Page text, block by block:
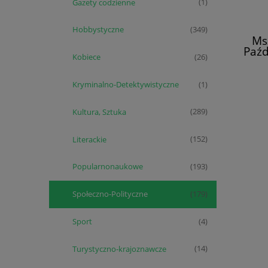
Gazety codzienne (1)
Hobbystyczne (349)
Kobiece (26)
Kryminalno-Detektywistyczne (1)
Kultura, Sztuka (289)
Literackie (152)
Popularnonaukowe (193)
Społeczno-Polityczne (179)
Sport (4)
Turystyczno-krajoznawcze (14)